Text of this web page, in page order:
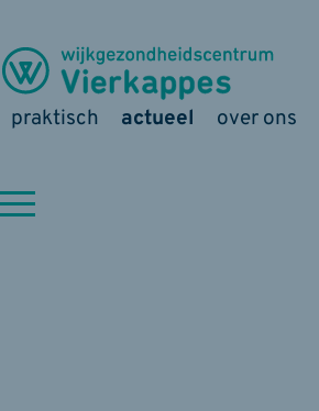
praktisch actueel over ons